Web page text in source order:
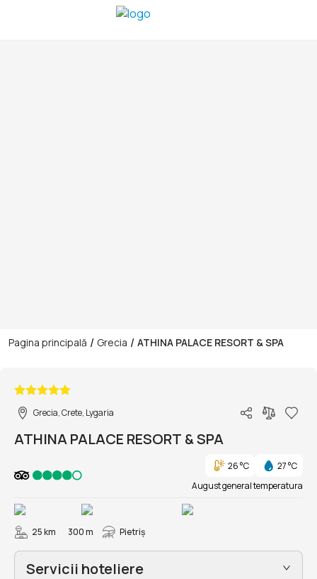
Pagina principală / Grecia / ATHINA PALACE RESORT & SPA
Grecia, Crete, Lygaria
ATHINA PALACE RESORT & SPA
26 °C
27 °C
August general temperatura
25 km 300 m Pietriș
Servicii hoteliere